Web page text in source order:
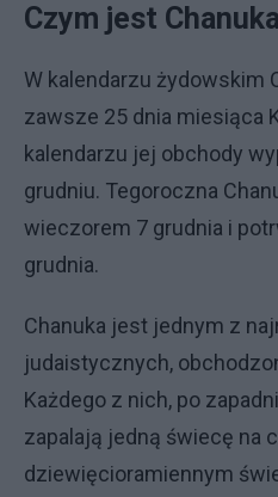
Czym jest
W kalendarzu żydowskim
zawsze 25 dnia miesiąca
kalendarzu jej obchody
grudniu. Tegoroczna
wieczorem 7 grudnia i
grudnia.
Chanuka jest jednym z
judaistycznych,
Każdego z nich, po
zapalają jedną świecę na
dziewięcioramiennym